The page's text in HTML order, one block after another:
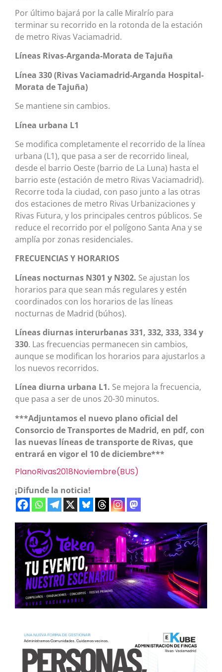
Por último bajará por la calle Miralrío para
terminar su recorrido en la rotonda de la estación
de metro Rivas Vaciamadrid.
Líneas Rivas-Arganda-Morata de Tajuña
Línea 330 (Rivas Vaciamadrid-Arganda Hospital-
Morata de Tajuña)
Se mantiene sin cambios.
Línea urbana L1
Se modifica completamente el recorrido de la línea
urbana (L1), que pasa a ser de recorrido lineal,
desde el barrio Oeste (barrio de La Luna) hasta el
barrio este (estación de metro Rivas Vaciamadrid).
Recorre toda la ciudad, con paso junto a las otras
dos estaciones de metro Rivas Urbanizaciones y
Rivas Futura, y los principales centros públicos. Se
reduce el recorrido por el polígono Santa Ana y se
amplía por zonas residenciales.
FRECUENCIAS Y HORARIOS
Líneas nocturnas N301 y N302. Se ajustan los
horarios para que sean más regulares y estén
coordinados con los horarios de las líneas
nocturnas de Madrid (búhos).
Líneas diurnas interurbanas 331, 332, 333, 334 y
330. Las frecuencias permanecen sin cambios,
aunque se modifican los horarios para ajustarlos a
los nuevos recorridos.
Línea diurna urbana L1. Se mejora la frecuencia,
que pasa a ser de unos 20-30 minutos.
***Adjuntamos el nuevo plano oficial del
Consorcio de Transportes de Madrid, en pdf, con
las nuevas líneas de transporte de Rivas, que
entrará en vigor el 10 de diciembre***
PlanoRivas2018Noviembre(BUS)
¡Difunde la noticia!